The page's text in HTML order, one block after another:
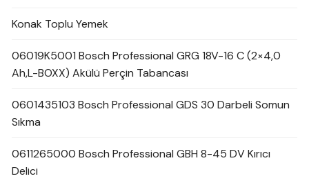
Konak Toplu Yemek
06019K5001 Bosch Professional GRG 18V-16 C (2×4,0
Ah,L-BOXX) Akülü Perçin Tabancası
0601435103 Bosch Professional GDS 30 Darbeli Somun
Sıkma
0611265000 Bosch Professional GBH 8-45 DV Kırıcı
Delici